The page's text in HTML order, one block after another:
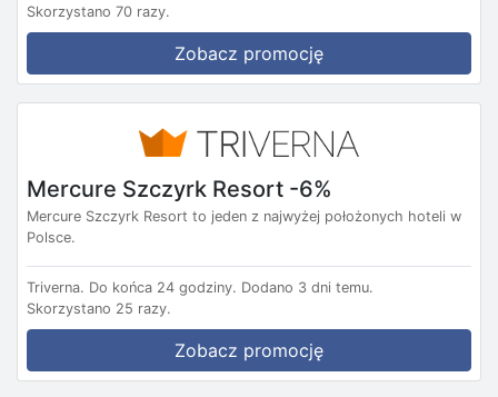
Skorzystano 70 razy.
Zobacz promocję
Mercure Szczyrk Resort -6%
Mercure Szczyrk Resort to jeden z najwyżej położonych hoteli w
Polsce.
Triverna. Do końca 24 godziny. Dodano 3 dni temu.
Skorzystano 25 razy.
Zobacz promocję